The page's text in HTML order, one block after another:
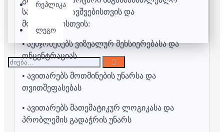
რეპლიკა
ლეგო
სარგებელი ბავშვებისთვის და
მოზარდებისთვის:
• აუმჯობესებს ვიზუალურ მეხსიერებასა და
ონცენტრაციას
• ავითარებს მოთმინების უნარსა და
თვითშეფასებას
• ავითარებს მათემატიკურ ლოგიკასა და
პრობლემის გადაჭრის უნარს